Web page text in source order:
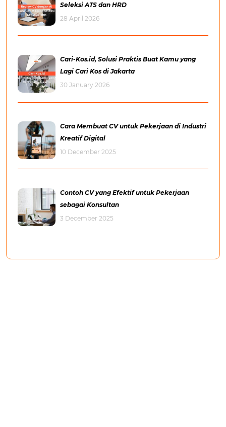
Seleksi ATS dan HRD
28 April 2026
Cari-Kos.id, Solusi Praktis Buat Kamu yang
Lagi Cari Kos di Jakarta
30 January 2026
Cara Membuat CV untuk Pekerjaan di Industri
Kreatif Digital
10 December 2025
Contoh CV yang Efektif untuk Pekerjaan
sebagai Konsultan
3 December 2025